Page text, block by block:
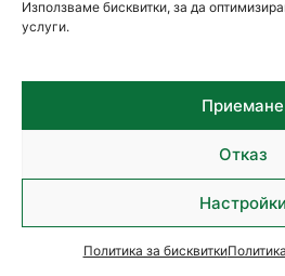
Използваме бисквитки, за да
услуги.
Приемане
Отказ
Настройки
Политика за бисквитки
КОНТАКТИ
store@energysavebg.com
Copyright 2026 | EnergysaveBG
Общи условия